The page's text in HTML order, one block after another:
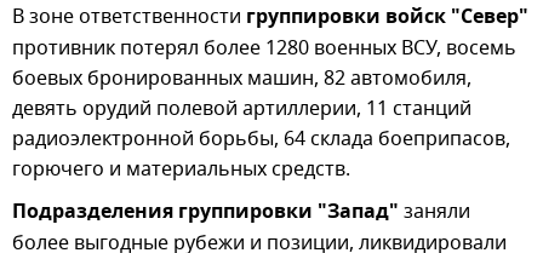
В зоне ответственности группировки войск "Север"
противник потерял более 1280 военных ВСУ, восемь
боевых бронированных машин, 82 автомобиля,
девять орудий полевой артиллерии, 11 станций
радиоэлектронной борьбы, 64 склада боеприпасов,
горючего и материальных средств.
Подразделения группировки "Запад" заняли
более выгодные рубежи и позиции, ликвидировали